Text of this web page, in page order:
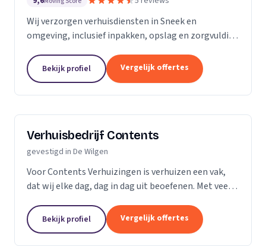
Wij verzorgen verhuisdiensten in Sneek en
omgeving, inclusief inpakken, opslag en zorgvuldige
Bekijk profiel Vergelijk offertes
Verhuisbedrijf Contents
gevestigd in De Wilgen
Voor Contents Verhuizingen is verhuizen een vak,
dat wij elke dag, dag in dag uit beoefenen. Met veel
te vergeten liefde voor dit vakmanschap.
Bekijk profiel Vergelijk offertes